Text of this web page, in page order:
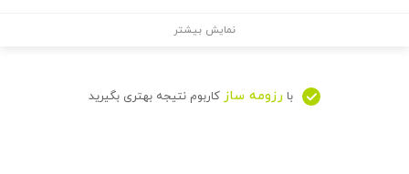
نمایش بیشتر
با رزومه ساز کاربوم نتیجه بهتری بگیرید